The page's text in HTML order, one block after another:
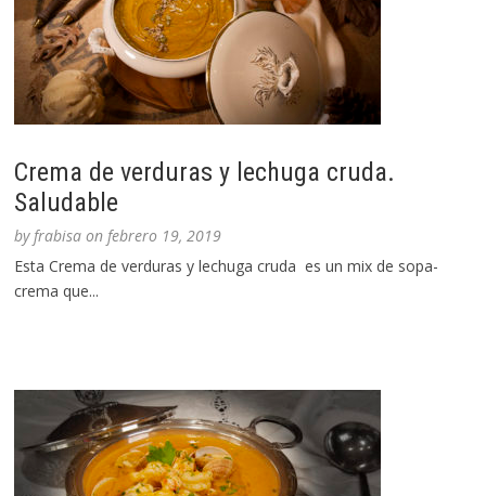
Crema de verduras y lechuga cruda.
Saludable
byfrabisa onfebrero 19, 2019
Esta Crema de verduras y lechuga cruda es un mix de sopa-
crema que...